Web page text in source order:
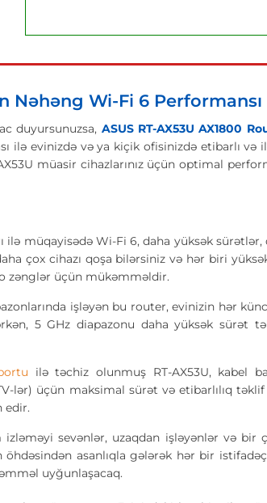
Nəhəng Wi-Fi 6 Performansı
duyursunuzsa, ASUS RT-AX53U AX1800
ilə evinizdə və ya kiçik ofisinizdə etibarlı və
müasir cihazlarınız üçün optimal
ilə müqayisədə Wi-Fi 6, daha yüksək sürətlər,
çox cihazı qoşa bilərsiniz və hər biri
zənglər üçün mükəmməldir.
işləyən bu router, evinizin hər
5 GHz diapazonu daha yüksək sürət
ilə təchiz olunmuş RT-AX53U, kabel
lər) üçün maksimal sürət və etibarlılıq
edir.
sevənlər, uzaqdan işləyənlər və bir
öhdəsindən asanlıqla gələrək hər bir
uyğunlaşacaq.